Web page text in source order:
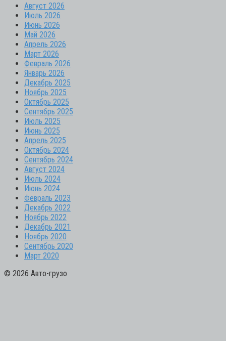
Август 2026
Июль 2026
Июнь 2026
Май 2026
Апрель 2026
Март 2026
Февраль 2026
Январь 2026
Декабрь 2025
Ноябрь 2025
Октябрь 2025
Сентябрь 2025
Июль 2025
Июнь 2025
Апрель 2025
Октябрь 2024
Сентябрь 2024
Август 2024
Июль 2024
Июнь 2024
Февраль 2023
Декабрь 2022
Ноябрь 2022
Декабрь 2021
Ноябрь 2020
Сентябрь 2020
Март 2020
© 2026 Авто-грузо